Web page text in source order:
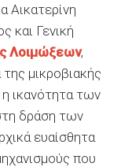
Αικατερίνη
και Γενική
Λοιμώξεων,
μικροβιακής
η ικανότητα των
δράση των
ευαίσθητα
που